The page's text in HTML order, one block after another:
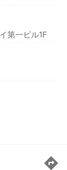
第一ビル1F